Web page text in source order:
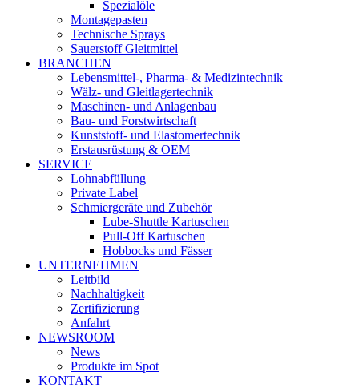
Spezialöle
Montagepasten
Technische Sprays
Sauerstoff Gleitmittel
BRANCHEN
Lebensmittel-, Pharma- & Medizintechnik
Wälz- und Gleitlagertechnik
Maschinen- und Anlagenbau
Bau- und Forstwirtschaft
Kunststoff- und Elastomertechnik
Erstausrüstung & OEM
SERVICE
Lohnabfüllung
Private Label
Schmiergeräte und Zubehör
Lube-Shuttle Kartuschen
Pull-Off Kartuschen
Hobbocks und Fässer
UNTERNEHMEN
Leitbild
Nachhaltigkeit
Zertifizierung
Anfahrt
NEWSROOM
News
Produkte im Spot
KONTAKT